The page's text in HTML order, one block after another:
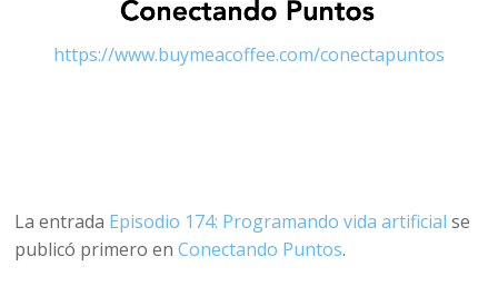
https://www.buymeacoffee.com/conectapuntos
La entrada Episodio 174: Programando vida artificial se
publicó primero enConectando Puntos.